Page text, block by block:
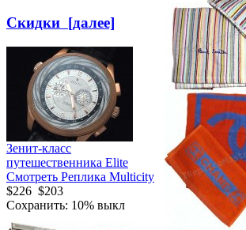
Скидки [далее]
Зенит-класс
путешественника Elite
Смотреть Реплика Multicity
$226 $203
Сохранить: 10% выкл